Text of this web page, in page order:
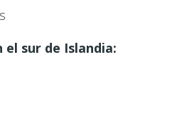
sur de Islandia: